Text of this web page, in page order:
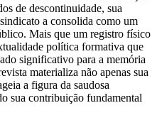
de descontinuidade, sua
a consolida como um
Mais que um registro físico
política formativa que
significativo para a memória
materializa não apenas sua
a figura da saudosa
sua contribuição fundamental